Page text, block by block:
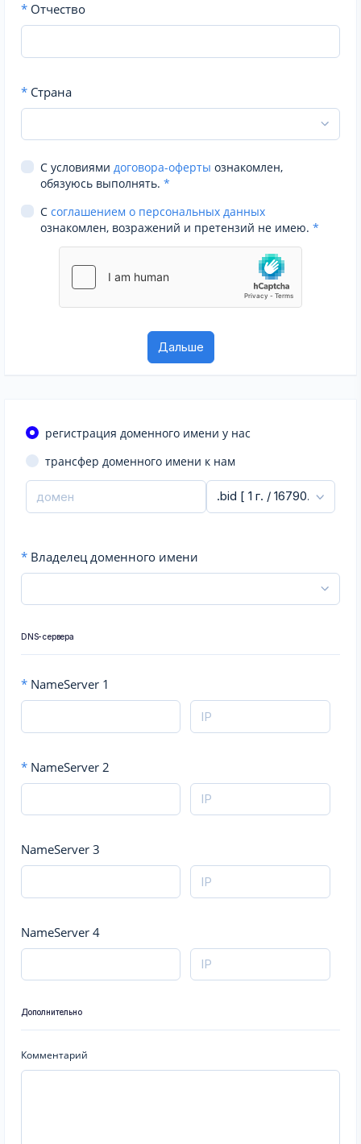
* Отчество
* Страна
С условиями договора-оферты ознакомлен,
обязуюсь выполнять. *
С соглашением о персональных данных
ознакомлен, возражений и претензий не имею. *
регистрация доменного имени у нас
трансфер доменного имени к нам
* Владелец доменного имени
DNS-сервера
* NameServer 1
* NameServer 2
NameServer 3
NameServer 4
Дополнительно
Комментарий